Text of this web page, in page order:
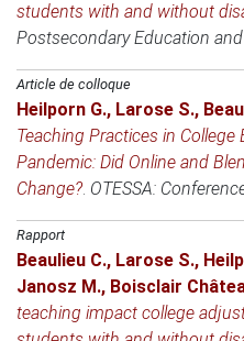
students with and without
Postsecondary Education
Article de colloque
Heilporn G., Larose S.,
Teaching Practices in
Pandemic: Did Online and
Change?. OTESSA:
Rapport
Beaulieu C., Larose S.,
Janosz M., Boisclair
teaching impact college